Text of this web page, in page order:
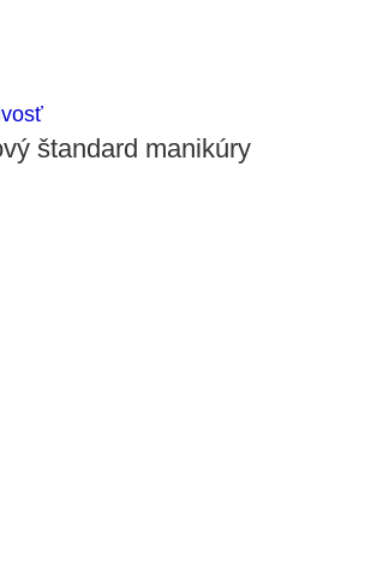
štandard manikúry